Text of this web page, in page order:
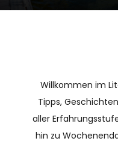
Willkommen im
Tipps,
aller
hin zu